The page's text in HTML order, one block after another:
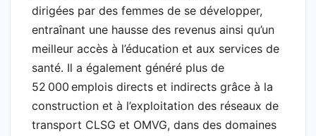
dirigées par des femmes de se développer,
entraînant une hausse des revenus ainsi qu’un
meilleur accès à l’éducation et aux services de
santé. Il a également généré plus de
52 000 emplois directs et indirects grâce à la
construction et à l’exploitation des réseaux de
transport CLSG et OMVG, dans des domaines